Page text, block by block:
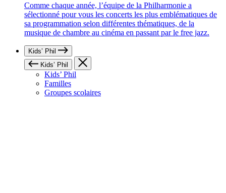
Comme chaque année, l’équipe de la Philharmonie a
sélectionné pour vous les concerts les plus emblématiques de
sa programmation selon différentes thématiques, de la
musique de chambre au cinéma en passant par le free jazz.
Kids’ Phil
Kids’ Phil
Kids’ Phil
Familles
Groupes scolaires